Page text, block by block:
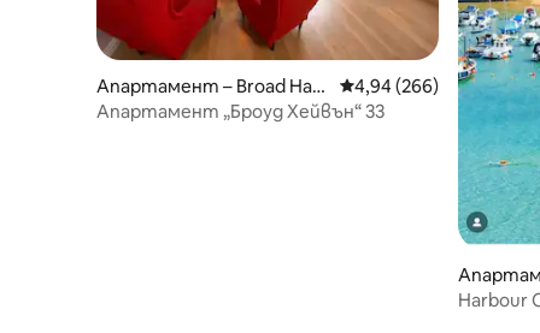
Апартамент – Broad Hav
en
Средна оценка: 4,94
4,94 (266)
Апартамент „Броуд Хейвън“ 33
shire
Harbour Cove